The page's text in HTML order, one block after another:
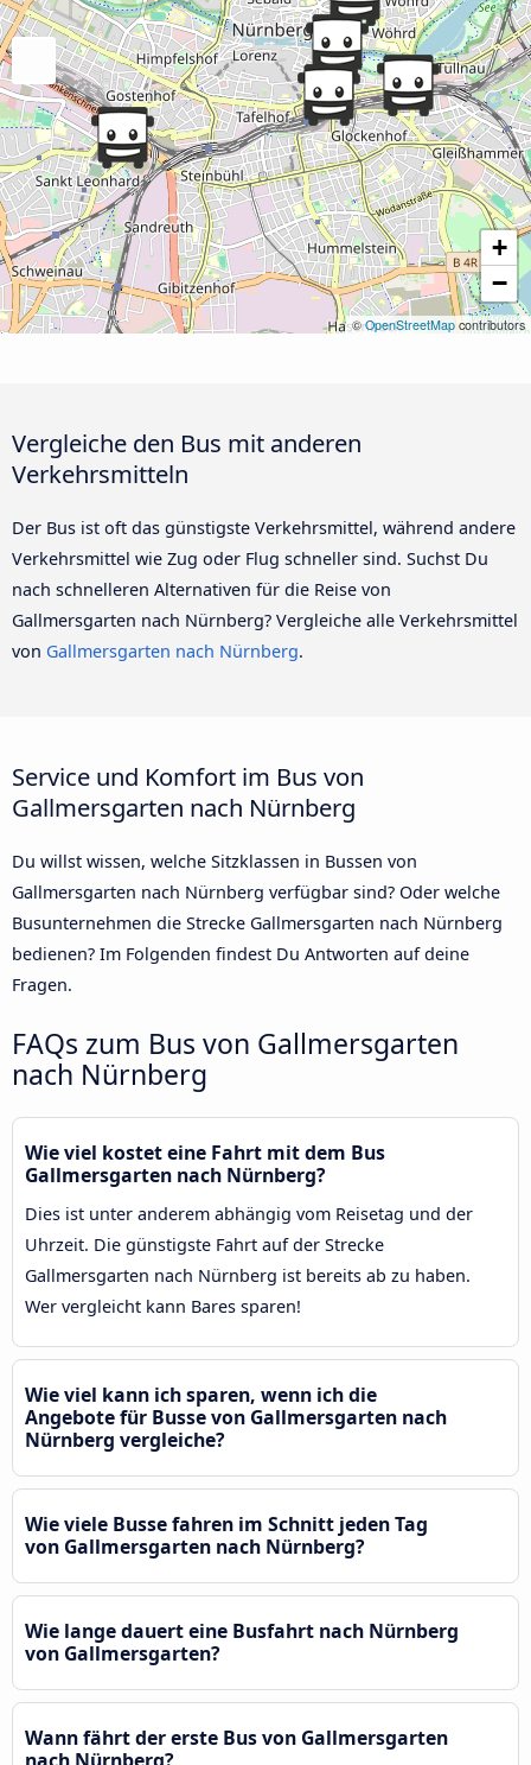
+
−
©OpenStreetMap contributors
Vergleiche den Bus mit anderen
Verkehrsmitteln
Der Bus ist oft das günstigste Verkehrsmittel, während andere
Verkehrsmittel wie Zug oder Flug schneller sind. Suchst Du
nach schnelleren Alternativen für die Reise von
Gallmersgarten nach Nürnberg? Vergleiche alle Verkehrsmittel
von Gallmersgarten nach Nürnberg.
Service und Komfort im Bus von
Gallmersgarten nach Nürnberg
Du willst wissen, welche Sitzklassen in Bussen von
Gallmersgarten nach Nürnberg verfügbar sind? Oder welche
Busunternehmen die Strecke Gallmersgarten nach Nürnberg
bedienen? Im Folgenden findest Du Antworten auf deine
Fragen.
FAQs zum Bus von Gallmersgarten
nach Nürnberg
Wie viel kostet eine Fahrt mit dem Bus
Gallmersgarten nach Nürnberg?
Dies ist unter anderem abhängig vom Reisetag und der
Uhrzeit. Die günstigste Fahrt auf der Strecke
Gallmersgarten nach Nürnberg ist bereits ab zu haben.
Wer vergleicht kann Bares sparen!
Wie viel kann ich sparen, wenn ich die
Angebote für Busse von Gallmersgarten nach
Nürnberg vergleiche?
Wie viele Busse fahren im Schnitt jeden Tag
von Gallmersgarten nach Nürnberg?
Wie lange dauert eine Busfahrt nach Nürnberg
von Gallmersgarten?
Wann fährt der erste Bus von Gallmersgarten